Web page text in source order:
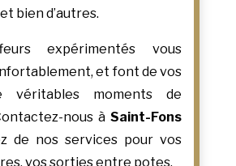
bien d’autres.
expérimentés vous
et font de vos
véritables moments de
nous àSaint-Fons
de nos services pour vos
vos sorties entre potes.